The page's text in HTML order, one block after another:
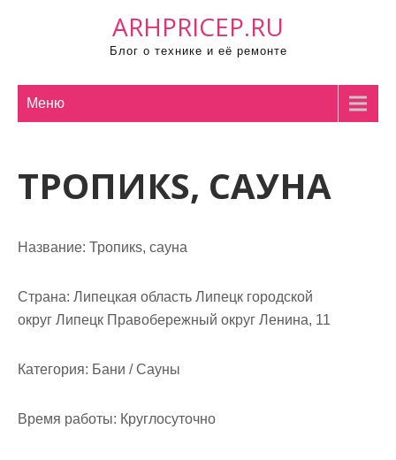
ARHPRICEP.RU
Блог о технике и её ремонте
Меню
ТРОПИКS, САУНА
Название: Тропикs, сауна
Страна: Липецкая область Липецк городской
округ Липецк Правобережный округ Ленина, 11
Категория: Бани / Сауны
Время работы: Круглосуточно